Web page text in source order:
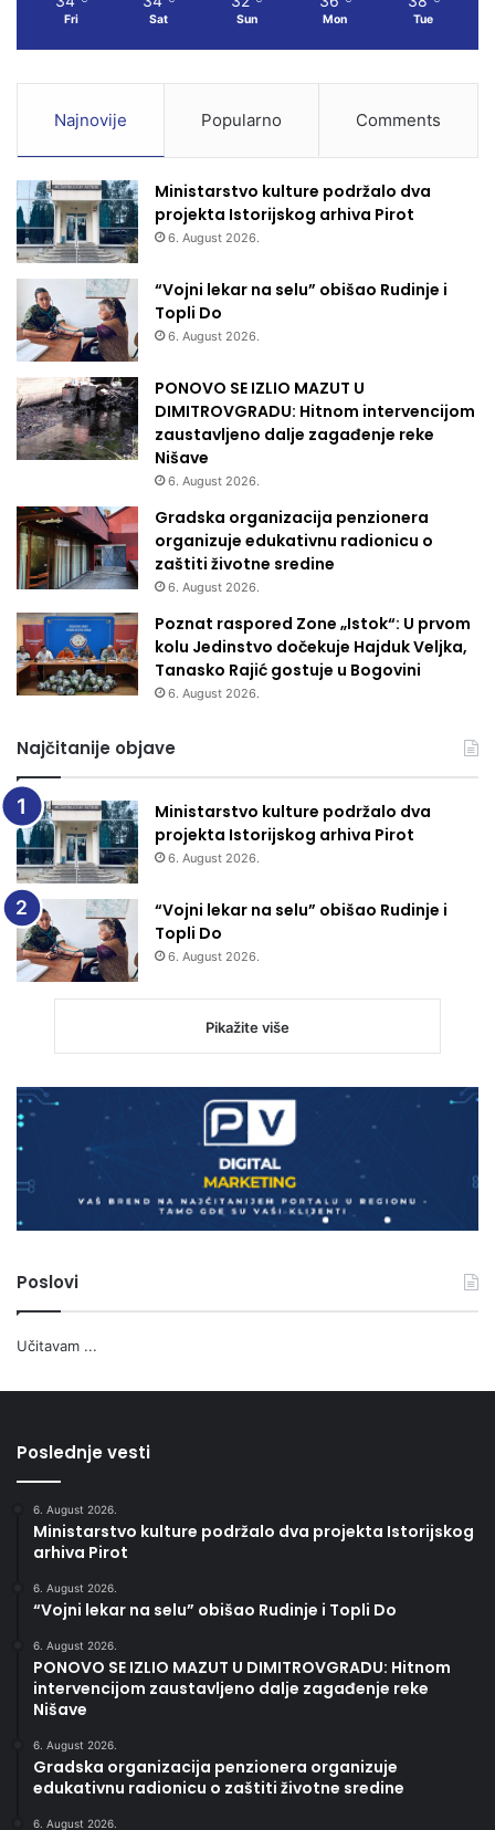
Fri Sat Sun Mon Tue
Najnovije Popularno Comments
Ministarstvo kulture podržalo dva
projekta Istorijskog arhiva Pirot
6. August 2026.
“Vojni lekar na selu” obišao Rudinje i
Topli Do
6. August 2026.
PONOVO SE IZLIO MAZUT U
DIMITROVGRADU: Hitnom intervencijom
zaustavljeno dalje zagađenje reke
Nišave
6. August 2026.
Gradska organizacija penzionera
organizuje edukativnu radionicu o
zaštiti životne sredine
6. August 2026.
Poznat raspored Zone „Istok“: U prvom
kolu Jedinstvo dočekuje Hajduk Veljka,
Tanasko Rajić gostuje u Bogovini
6. August 2026.
Najčitanije objave
Ministarstvo kulture podržalo dva
projekta Istorijskog arhiva Pirot
6. August 2026.
“Vojni lekar na selu” obišao Rudinje i
Topli Do
6. August 2026.
Pikažite više
Poslovi
Učitavam ...
Poslednje vesti
6. August 2026.
Ministarstvo kulture podržalo dva projekta Istorijskog
arhiva Pirot
6. August 2026.
“Vojni lekar na selu” obišao Rudinje i Topli Do
6. August 2026.
PONOVO SE IZLIO MAZUT U DIMITROVGRADU: Hitnom
intervencijom zaustavljeno dalje zagađenje reke
Nišave
6. August 2026.
Gradska organizacija penzionera organizuje
edukativnu radionicu o zaštiti životne sredine
6. August 2026.